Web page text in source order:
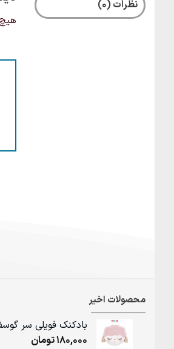
نظرات (0)
محصولات اخیر
بادکنک فویلی سر
180,000تومان